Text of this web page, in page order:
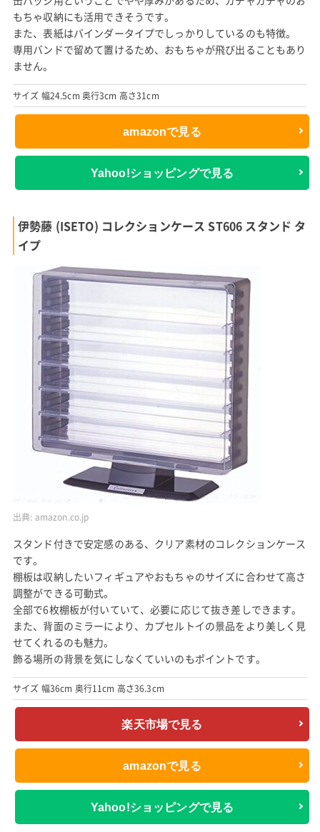
もちゃ収納にも活用できそうです。
また、表紙はバインダータイプでしっかりしているのも特徴。
専用バンドで留めて置けるため、おもちゃが飛び出ることもあり
ません。
サイズ 幅24.5cm 奥行3cm 高さ31cm
amazonで見る
Yahoo!ショッピングで見る
伊勢藤 (ISETO) コレクションケース ST606 スタンド タ
イプ
出典: amazon.co.jp
スタンド付きで安定感のある、クリア素材のコレクションケース
です。
棚板は収納したいフィギュアやおもちゃのサイズに合わせて高さ
調整ができる可動式。
全部で6枚棚板が付いていて、必要に応じて抜き差しできます。
また、背面のミラーにより、カプセルトイの景品をより美しく見
せてくれるのも魅力。
飾る場所の背景を気にしなくていいのもポイントです。
サイズ 幅36cm 奥行11cm 高さ36.3cm
楽天市場で見る
amazonで見る
Yahoo!ショッピングで見る